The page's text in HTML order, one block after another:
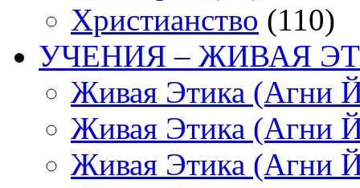
Христианство (110)
УЧЕНИЯ – ЖИВАЯ
Живая Этика (Агни
Живая Этика (Агни
Живая Этика (Агни